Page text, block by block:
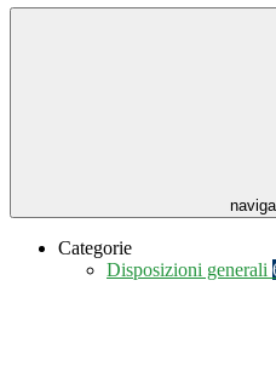
Categorie
Disposizioni generali